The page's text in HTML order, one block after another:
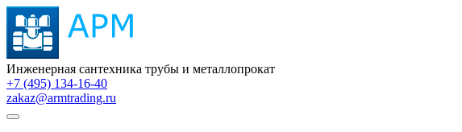
Инженерная сантехника трубы и металлопрокат
+7 (495) 134-16-40
zakaz@armtrading.ru